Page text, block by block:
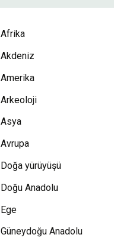
Afrika
Akdeniz
Amerika
Arkeoloji
Asya
Avrupa
Doğa yürüyüşü
Doğu Anadolu
Ege
Güneydoğu Anadolu